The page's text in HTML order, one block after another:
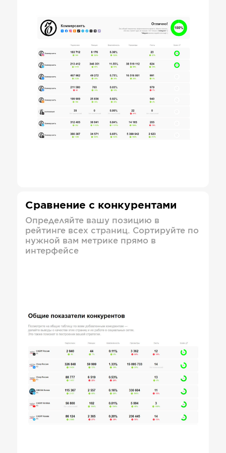
Сравнение с конкурентами
Определяйте вашу позицию в
рейтинге всех страниц. Сортируйте по
нужной вам метрике прямо в
интерфейсе